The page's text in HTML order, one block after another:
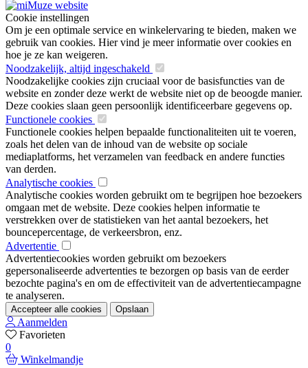
Cookie instellingen
Om je een optimale service en winkelervaring te bieden, maken we
gebruik van cookies. Hier vind je meer informatie over cookies en
hoe je ze kan weigeren.
Noodzakelijk, altijd ingeschakeld
Noodzakelijke cookies zijn cruciaal voor de basisfuncties van de
website en zonder deze werkt de website niet op de beoogde manier.
Deze cookies slaan geen persoonlijk identificeerbare gegevens op.
Functionele cookies
Functionele cookies helpen bepaalde functionaliteiten uit te voeren,
zoals het delen van de inhoud van de website op sociale
mediaplatforms, het verzamelen van feedback en andere functies
van derden.
Analytische cookies
Analytische cookies worden gebruikt om te begrijpen hoe bezoekers
omgaan met de website. Deze cookies helpen informatie te
verstrekken over de statistieken van het aantal bezoekers, het
bouncepercentage, de verkeersbron, enz.
Advertentie
Advertentiecookies worden gebruikt om bezoekers
gepersonaliseerde advertenties te bezorgen op basis van de eerder
bezochte pagina's en om de effectiviteit van de advertentiecampagne
te analyseren.
Accepteer alle cookies Opslaan
Aanmelden
Favorieten
0
Winkelmandje